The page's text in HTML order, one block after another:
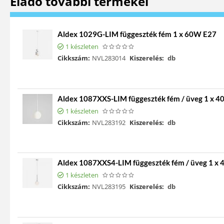
Aldex 1029G-LIM függeszték fém 1 x 60W E27
1 készleten
Cikkszám: NVL283014 Kiszerelés: db
Aldex 1087XXS-LIM függeszték fém / üveg 1 x
1 készleten
Cikkszám: NVL283192 Kiszerelés: db
Aldex 1087XXS4-LIM függeszték fém / üveg 1 x
1 készleten
Cikkszám: NVL283195 Kiszerelés: db